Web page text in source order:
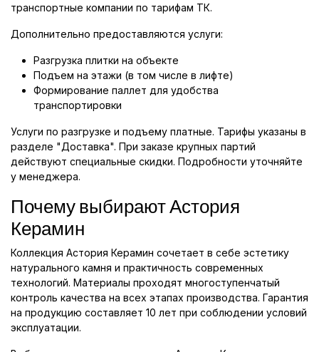
транспортные компании по тарифам ТК.
Дополнительно предоставляются услуги:
Разгрузка плитки на объекте
Подъем на этажи (в том числе в лифте)
Формирование паллет для удобства
транспортировки
Услуги по разгрузке и подъему платные. Тарифы указаны в
разделе "Доставка". При заказе крупных партий
действуют специальные скидки. Подробности уточняйте
у менеджера.
Почему выбирают Астория
Керамин
Коллекция Астория Керамин сочетает в себе эстетику
натурального камня и практичность современных
технологий. Материалы проходят многоступенчатый
контроль качества на всех этапах производства. Гарантия
на продукцию составляет 10 лет при соблюдении условий
эксплуатации.